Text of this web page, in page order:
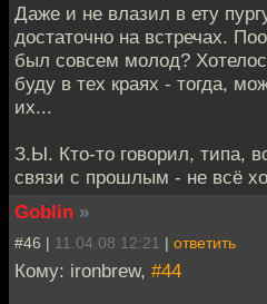
Даже и не влазил в ету
достаточно на встречах.
был совсем молод?
буду в тех краях - тогда,
их...
З.Ы. Кто-то говорил, типа,
связи с прошлым - не всё
Goblin »
#46 | 11.04.08 12:21 | ответить
Кому: ironbrew, #44